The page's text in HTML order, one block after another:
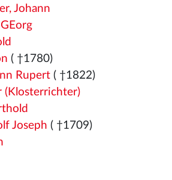
Johann
( †1780)
Rupert( †1822)
(Klosterrichter)
Joseph ( †1709)